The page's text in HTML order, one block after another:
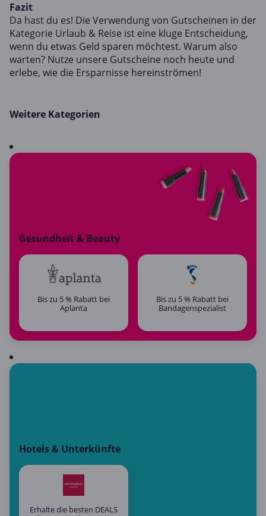
Fazit
Da hast du es! Die Verwendung von Gutscheinen in der
Kategorie Urlaub & Reise ist eine kluge Entscheidung,
wenn du etwas Geld sparen möchtest. Warum also
warten? Nutze unsere Gutscheine noch heute und
erlebe, wie die Ersparnisse hereinströmen!
Weitere Kategorien
Gesundheit & Beauty
Bis zu 5 % Rabatt bei
Aplanta
Bis zu 5 % Rabatt bei
Bandagenspezialist
Hotels & Unterkünfte
Erhalte die besten DEALS